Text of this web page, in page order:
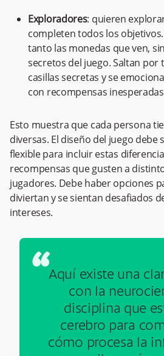
Exploradores: quieren
completen todos los
tanto las monedas que ven,
secretos del juego. Saltan por
casillas secretas y se
con recompensas
Esto muestra que cada persona
diversas. El diseño del juego
flexible para incluir estas
recompensas que gusten a
jugadores. Debe haber opciones
diviertan y se sientan desafiados
intereses.
“Aquí existe una
con la
disciplina que
cerebro para
cómo procesa la